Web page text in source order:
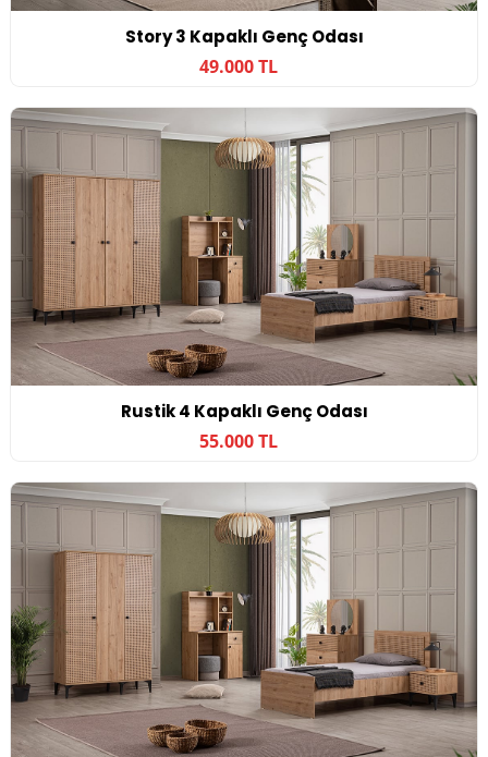
Story 3 Kapaklı Genç Odası
49.000 TL
Rustik 4 Kapaklı Genç Odası
55.000 TL